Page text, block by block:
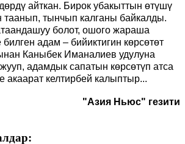
айткан. Бирок убакыттын өтүшү
таанып, тынчып калганы байкалды.
болот, ошого жараша
адам – бийиктигин көрсөтөт
Каныбек Иманалиев удулуна
адамдык сапатын көрсөтүп атса
акаарат келтирбей калыптыр...
"Азия Ньюс" гезити